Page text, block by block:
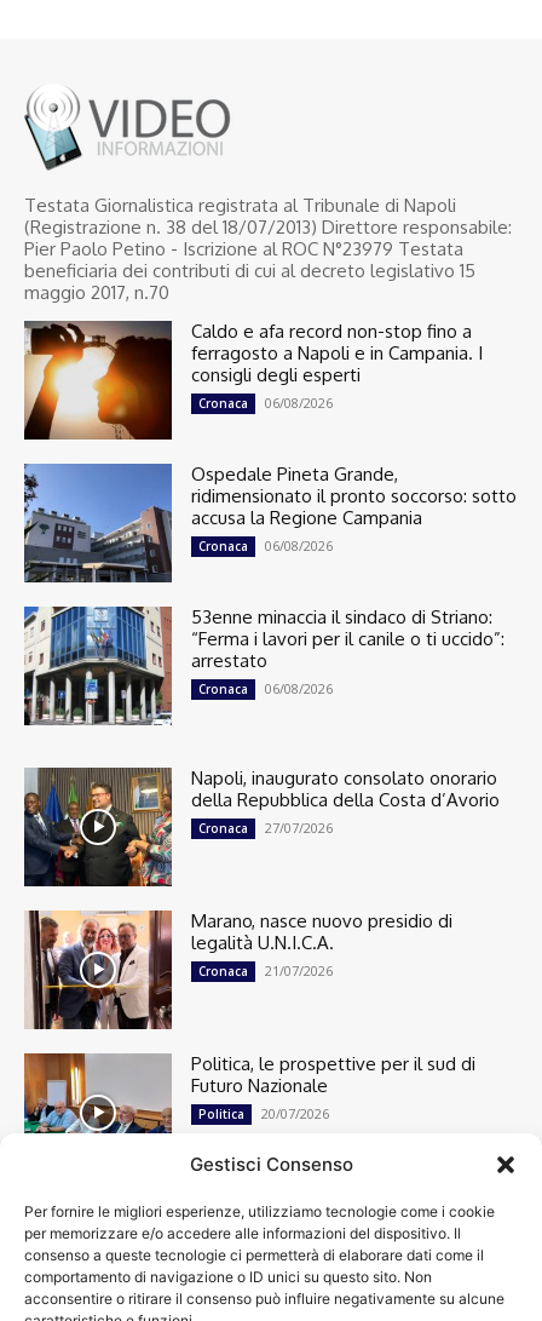
Gestisci Consenso
Per fornire le migliori esperienze, utilizziamo tecnologie come i cookie
per memorizzare e/o accedere alle informazioni del dispositivo. Il
consenso a queste tecnologie ci permetterà di elaborare dati come il
comportamento di navigazione o ID unici su questo sito. Non
acconsentire o ritirare il consenso può influire negativamente su alcune
Testata Giornalistica registrata al Tribunale di Napoli
(Registrazione n. 38 del 18/07/2013) Direttore responsabile:
Pier Paolo Petino - Iscrizione al ROC N°23979 Testata
beneficiaria dei contributi di cui al decreto legislativo 15
maggio 2017, n.70
Caldo e afa record non-stop fino a
ferragosto a Napoli e in Campania. I
consigli degli esperti
Cronaca 06/08/2026
Ospedale Pineta Grande,
ridimensionato il pronto soccorso: sotto
accusa la Regione Campania
Cronaca 06/08/2026
53enne minaccia il sindaco di Striano:
“Ferma i lavori per il canile o ti uccido”:
arrestato
Cronaca 06/08/2026
Napoli, inaugurato consolato onorario
della Repubblica della Costa d’Avorio
Cronaca 27/07/2026
Marano, nasce nuovo presidio di
legalità U.N.I.C.A.
Cronaca 21/07/2026
Politica, le prospettive per il sud di
Futuro Nazionale
Politica 20/07/2026
Cronaca
13491
Attualità
7299
top
News
4208